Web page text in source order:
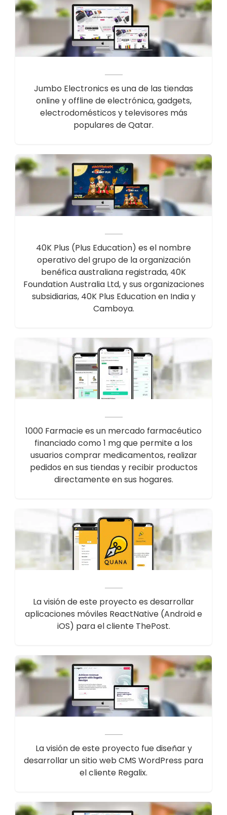
Jumbo Electronics es una de las tiendas
online y offline de electrónica, gadgets,
electrodomésticos y televisores más
populares de Qatar.
40K Plus (Plus Education) es el nombre
operativo del grupo de la organización
benéfica australiana registrada, 40K
Foundation Australia Ltd, y sus organizaciones
subsidiarias, 40K Plus Education en India y
Camboya.
1000 Farmacie es un mercado farmacéutico
financiado como 1 mg que permite a los
usuarios comprar medicamentos, realizar
pedidos en sus tiendas y recibir productos
directamente en sus hogares.
La visión de este proyecto es desarrollar
aplicaciones móviles ReactNative (Android e
iOS) para el cliente ThePost.
La visión de este proyecto fue diseñar y
desarrollar un sitio web CMS WordPress para
el cliente Regalix.